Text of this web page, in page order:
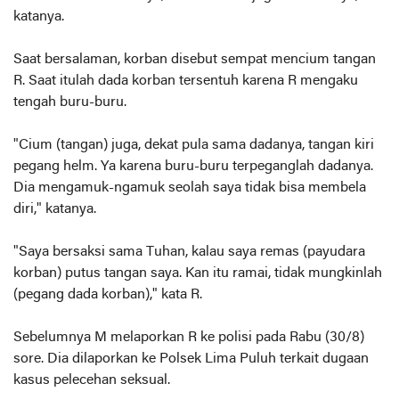
katanya.
Saat bersalaman, korban disebut sempat mencium tangan
R. Saat itulah dada korban tersentuh karena R mengaku
tengah buru-buru.
"Cium (tangan) juga, dekat pula sama dadanya, tangan kiri
pegang helm. Ya karena buru-buru terpeganglah dadanya.
Dia mengamuk-ngamuk seolah saya tidak bisa membela
diri," katanya.
"Saya bersaksi sama Tuhan, kalau saya remas (payudara
korban) putus tangan saya. Kan itu ramai, tidak mungkinlah
(pegang dada korban)," kata R.
Sebelumnya M melaporkan R ke polisi pada Rabu (30/8)
sore. Dia dilaporkan ke Polsek Lima Puluh terkait dugaan
kasus pelecehan seksual.